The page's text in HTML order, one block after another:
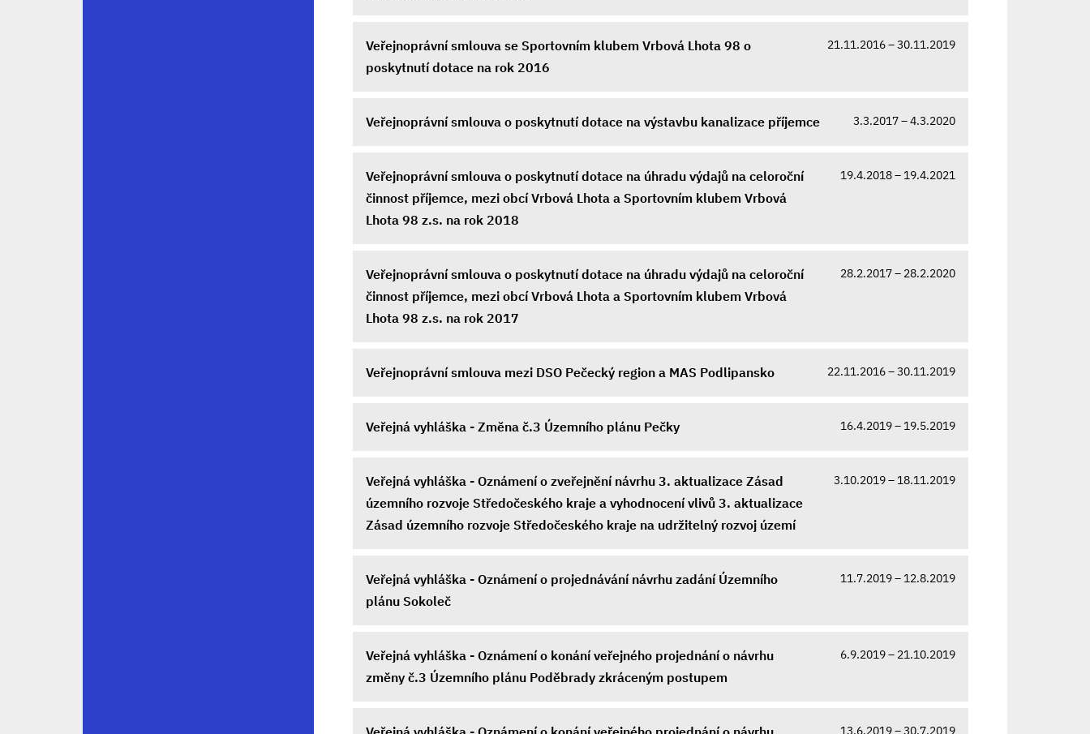
Veřejnoprávní smlouva se Sportovním klubem Vrbová Lhota 98 o
poskytnutí dotace na rok 2016
21.11.2016 – 30.11.2019
Veřejnoprávní smlouva o poskytnutí dotace na výstavbu kanalizace příjemce 3.3.2017 – 4.3.2020
Veřejnoprávní smlouva o poskytnutí dotace na úhradu výdajů na celoroční
činnost příjemce, mezi obcí Vrbová Lhota a Sportovním klubem Vrbová
Lhota 98 z.s. na rok 2018
19.4.2018 – 19.4.2021
Veřejnoprávní smlouva o poskytnutí dotace na úhradu výdajů na celoroční
činnost příjemce, mezi obcí Vrbová Lhota a Sportovním klubem Vrbová
Lhota 98 z.s. na rok 2017
28.2.2017 – 28.2.2020
Veřejnoprávní smlouva mezi DSO Pečecký region a MAS Podlipansko 22.11.2016 – 30.11.2019
Veřejná vyhláška - Změna č.3 Územního plánu Pečky 16.4.2019 – 19.5.2019
Veřejná vyhláška - Oznámení o zveřejnění návrhu 3. aktualizace Zásad
územního rozvoje Středočeského kraje a vyhodnocení vlivů 3. aktualizace
Zásad územního rozvoje Středočeského kraje na udržitelný rozvoj území
3.10.2019 – 18.11.2019
Veřejná vyhláška - Oznámení o projednávání návrhu zadání Územního
plánu Sokoleč
11.7.2019 – 12.8.2019
Veřejná vyhláška - Oznámení o konání veřejného projednání o návrhu
změny č.3 Územního plánu Poděbrady zkráceným postupem
6.9.2019 – 21.10.2019
13.6.2019 – 30.7.2019